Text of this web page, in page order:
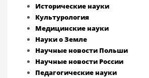
Исторические науки
Культурология
Медицинские науки
Науки о Земле
Научные новости Польши
Научные новости России
Педагогические науки